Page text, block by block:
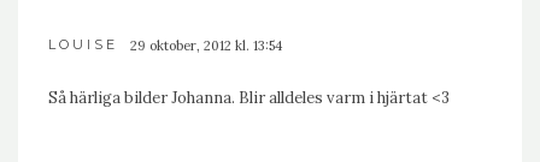
LOUISE 29 oktober, 2012 kl. 13:54
Så härliga bilder Johanna. Blir alldeles varm i hjärtat <3